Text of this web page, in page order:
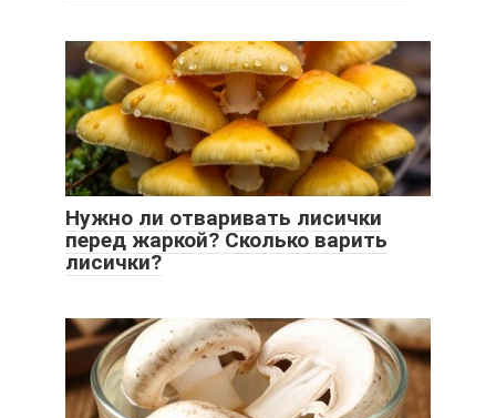
Нужно ли отваривать лисички
перед жаркой? Сколько варить
лисички?